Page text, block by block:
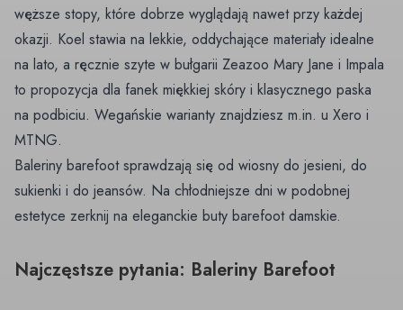
węższe stopy, które dobrze wyglądają nawet przy każdej
okazji. Koel stawia na lekkie, oddychające materiały idealne
na lato, a ręcznie szyte w bułgarii Zeazoo Mary Jane i Impala
to propozycja dla fanek miękkiej skóry i klasycznego paska
na podbiciu. Wegańskie warianty znajdziesz m.in. u Xero i
MTNG.
Baleriny barefoot sprawdzają się od wiosny do jesieni, do
sukienki i do jeansów. Na chłodniejsze dni w podobnej
estetyce zerknij na eleganckie buty barefoot damskie.
Najczęstsze pytania: Baleriny Barefoot